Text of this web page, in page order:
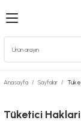
Anasayfa Sayfalar
Tüketici